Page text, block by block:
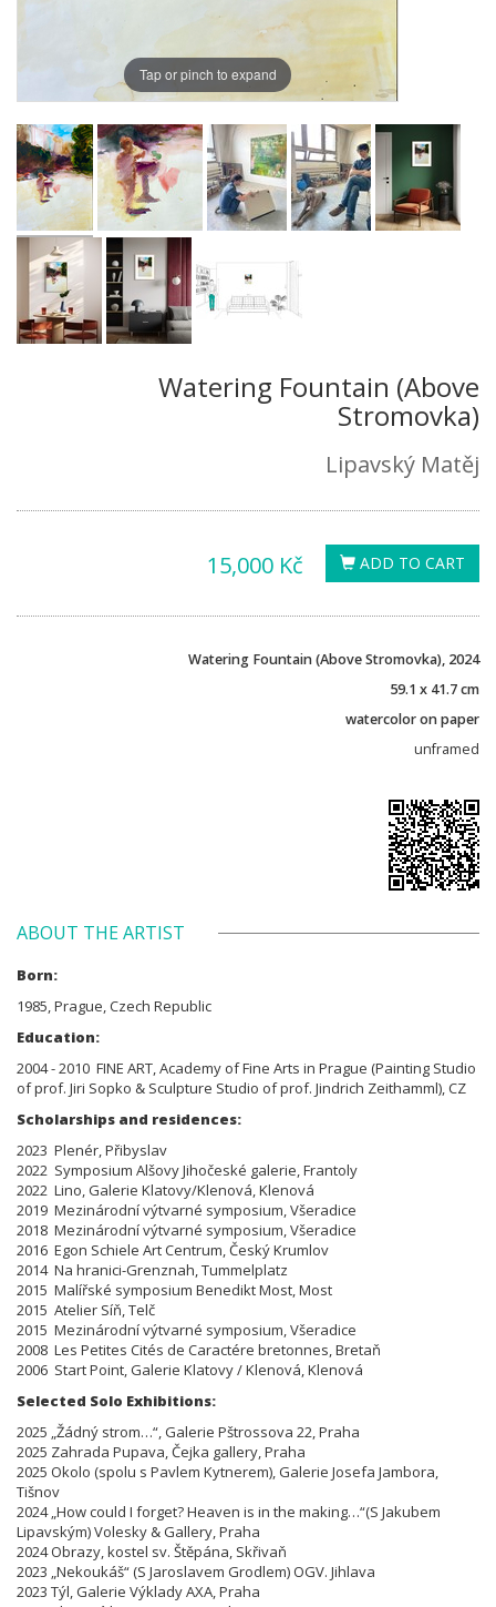
Tap or pinch to expand
Watering Fountain (Above
Stromovka)
Lipavský Matěj
ADD TO CART
15,000 Kč
Watering Fountain (Above Stromovka), 2024
59.1 x 41.7 cm
watercolor on paper
unframed
ABOUT THE ARTIST
Born:
1985, Prague, Czech Republic
Education:
2004 - 2010 FINE ART, Academy of Fine Arts in Prague (Painting Studio
of prof. Jiri Sopko & Sculpture Studio of prof. Jindrich Zeithamml), CZ
Scholarships and residences:
2023 Plenér, Přibyslav
2022 Symposium Alšovy Jihočeské galerie, Frantoly
2022 Lino, Galerie Klatovy/Klenová, Klenová
2019 Mezinárodní výtvarné symposium, Všeradice
2018 Mezinárodní výtvarné symposium, Všeradice
2016 Egon Schiele Art Centrum, Český Krumlov
2014 Na hranici-Grenznah, Tummelplatz
2015 Malířské symposium Benedikt Most, Most
2015 Atelier Síň, Telč
2015 Mezinárodní výtvarné symposium, Všeradice
2008 Les Petites Cités de Caractére bretonnes, Bretaň
2006 Start Point, Galerie Klatovy / Klenová, Klenová
Selected Solo Exhibitions:
2025 „Žádný strom…“, Galerie Pštrossova 22, Praha
2025 Zahrada Pupava, Čejka gallery, Praha
2025 Okolo (spolu s Pavlem Kytnerem), Galerie Josefa Jambora,
Tišnov
2024 „How could I forget? Heaven is in the making…“(S Jakubem
Lipavským) Volesky & Gallery, Praha
2024 Obrazy, kostel sv. Štěpána, Skřivaň
2023 „Nekoukáš“ (S Jaroslavem Grodlem) OGV. Jihlava
2023 Týl, Galerie Výklady AXA, Praha